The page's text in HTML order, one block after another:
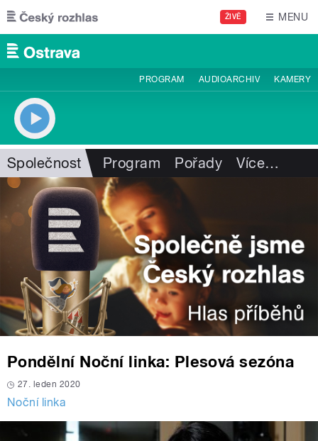
Přejít k hlavnímu obsahu
ŽIVĚ MENU
PROGRAM AUDIOARCHIV KAMERY
Společnost Program Pořady Více…
Pondělní Noční linka: Plesová sezóna
27. leden 2020
Noční linka